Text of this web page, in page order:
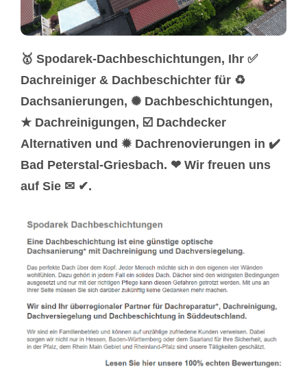
🥇 Spodarek-Dachbeschichtungen, Ihr ✅
Dachreiniger & Dachbeschichter für ♻
Dachsanierungen, ✺ Dachbeschichtungen,
★ Dachreinigungen, ☑️ Dachdecker
Alternativen und ✹ Dachrenovierungen in ✔️
Bad Peterstal-Griesbach. ❤ Wir freuen uns
auf Sie ✉ ✔.